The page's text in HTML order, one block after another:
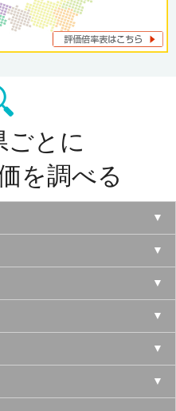
ごとに
を調べる